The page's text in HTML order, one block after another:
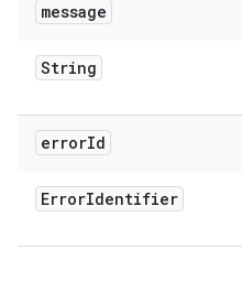
message
String
errorId
ErrorIdentifier